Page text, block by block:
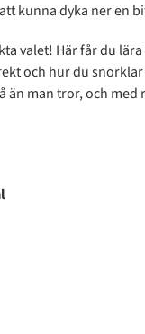
kunna dyka ner en
valet! Här får du
och hur du
än man tror, och